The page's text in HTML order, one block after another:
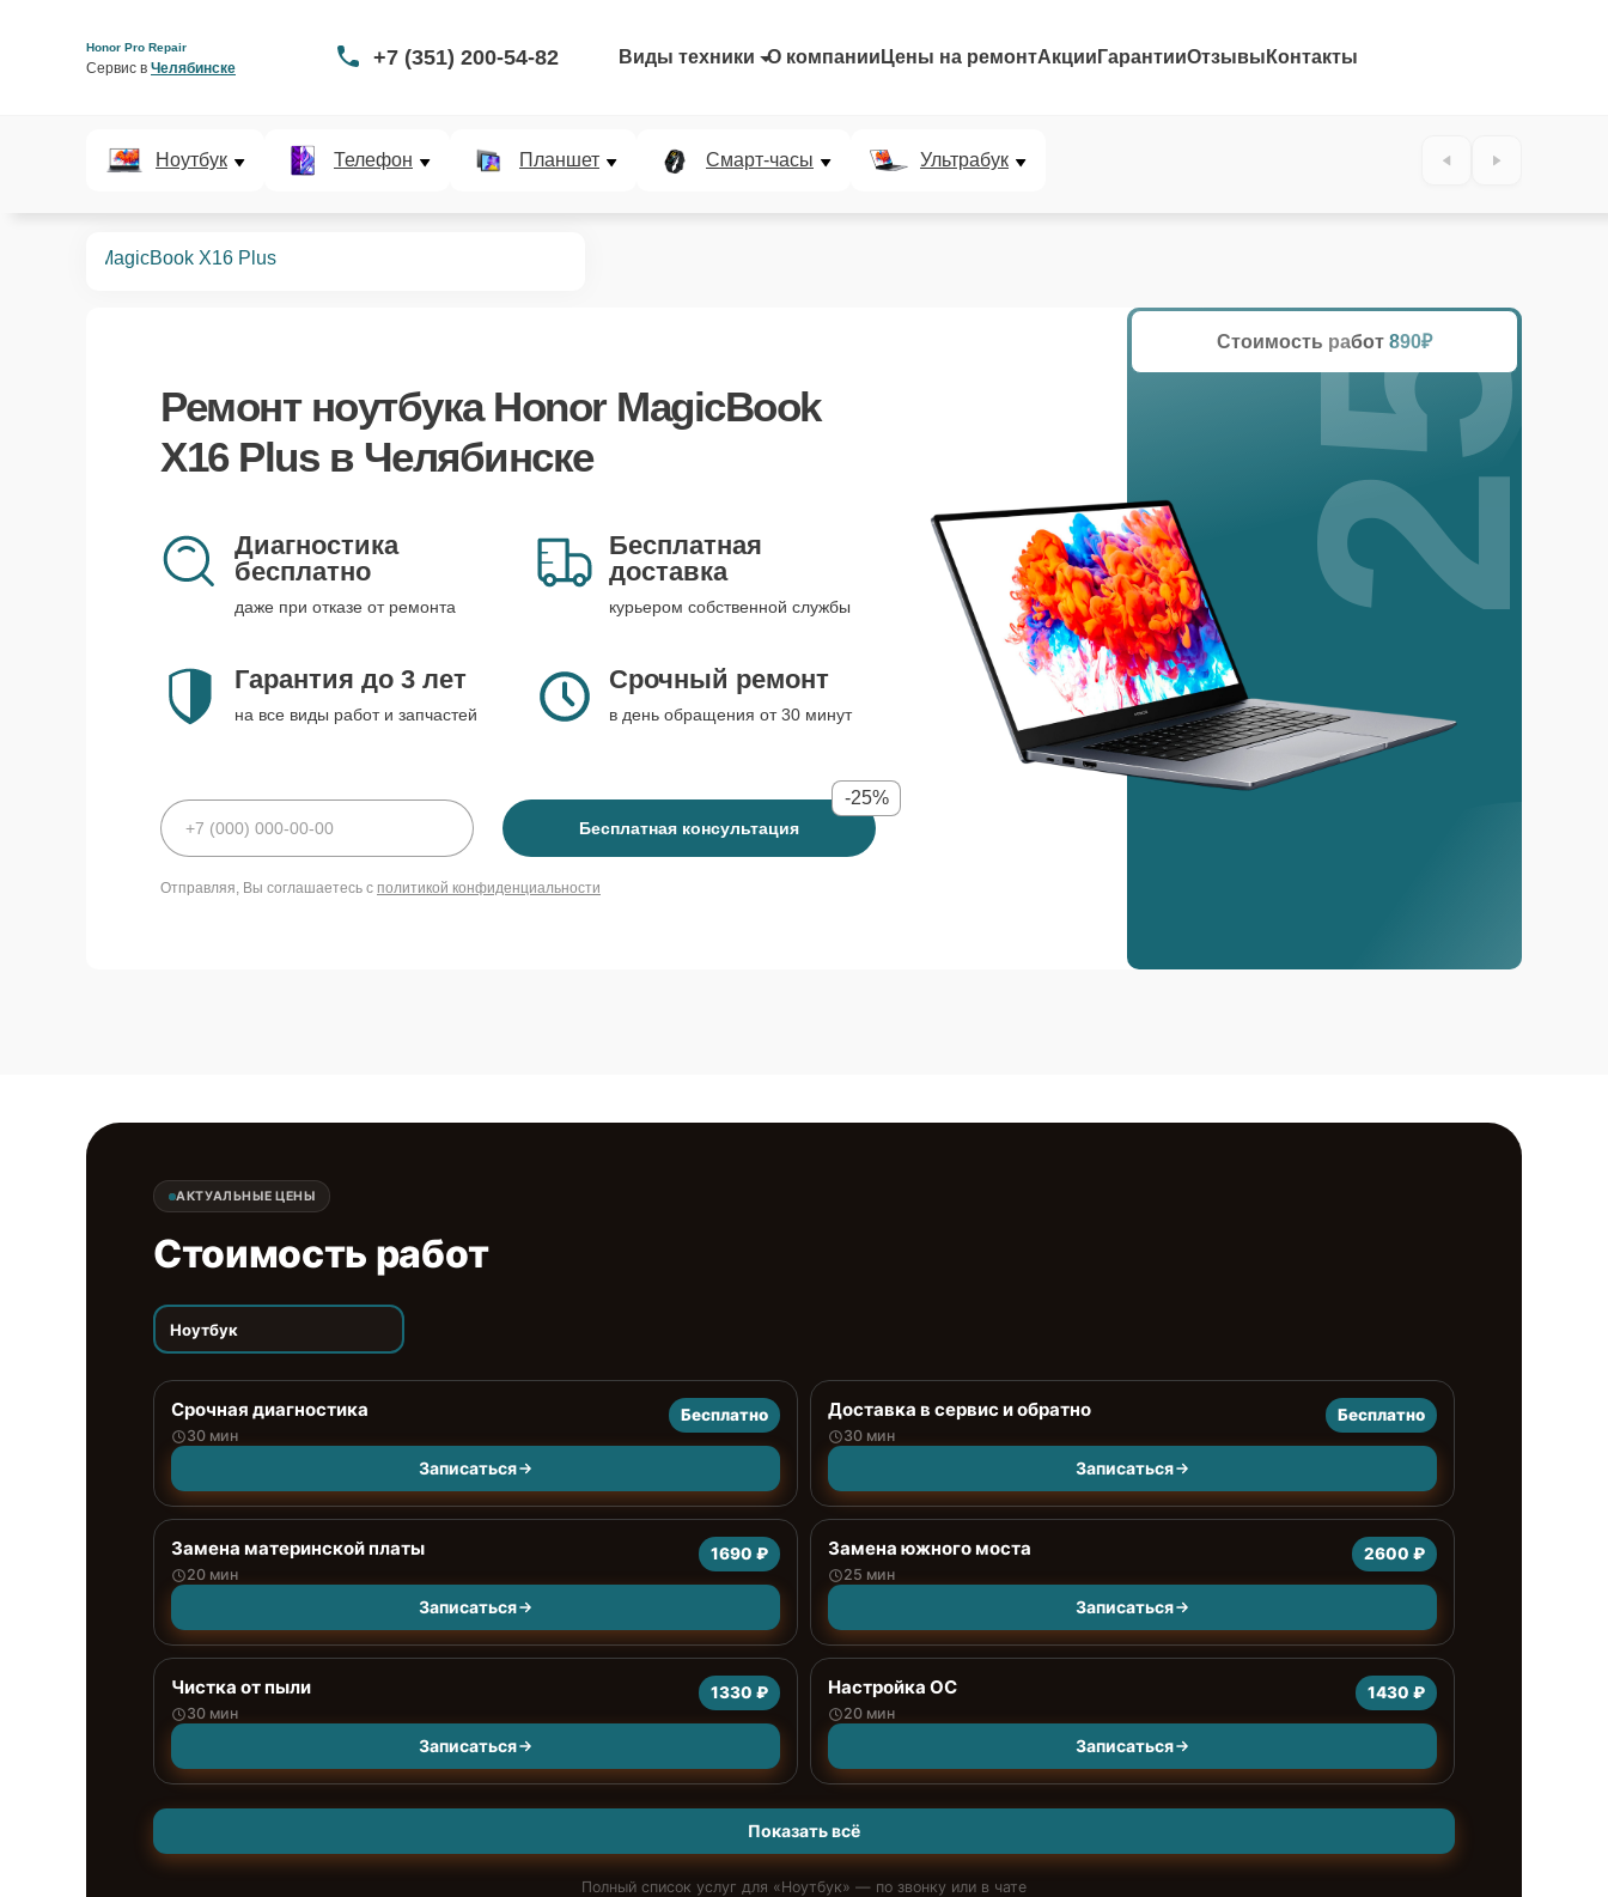
Honor Pro Repair
Сервис в Челябинске +7 (351) 200-54-82 Виды техники О компании Цены на ремонтАкции ГарантииОтзывы Контакты
Ноутбук Телефон Планшет Смарт-часы Ультрабук
MagicBook X16 Plus
Ремонт ноутбука Honor MagicBook
X16 Plusв Челябинске
Диагностика
бесплатно
даже при отказе от ремонта
Бесплатная
доставка
курьером собственной службы
Гарантия до 3 лет
на все виды работ и запчастей
Срочный ремонт
в день обращения от 30 минут
Бесплатная консультация
-25%
Отправляя, Вы соглашаетесь с политикой конфиденциальности
Стоимость работ 890₽
25%
АКТУАЛЬНЫЕ ЦЕНЫ
Стоимость работ
Ноутбук
Срочная диагностика
30 мин
Бесплатно
Записаться
Доставка в сервис и обратно
30 мин
Бесплатно
Записаться
Замена материнской платы
20 мин
1690 ₽
Записаться
Замена южного моста
25 мин
2600 ₽
Записаться
Чистка от пыли
30 мин
1330 ₽
Записаться
Настройка ОС
20 мин
1430 ₽
Записаться
Показать всё
Полный список услуг для «Ноутбук» — по звонку или в чате